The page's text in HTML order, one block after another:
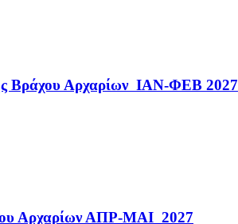
Βράχου Αρχαρίων ΙΑΝ-ΦΕΒ 2027
Αρχαρίων ΑΠΡ-ΜΑΙ 2027